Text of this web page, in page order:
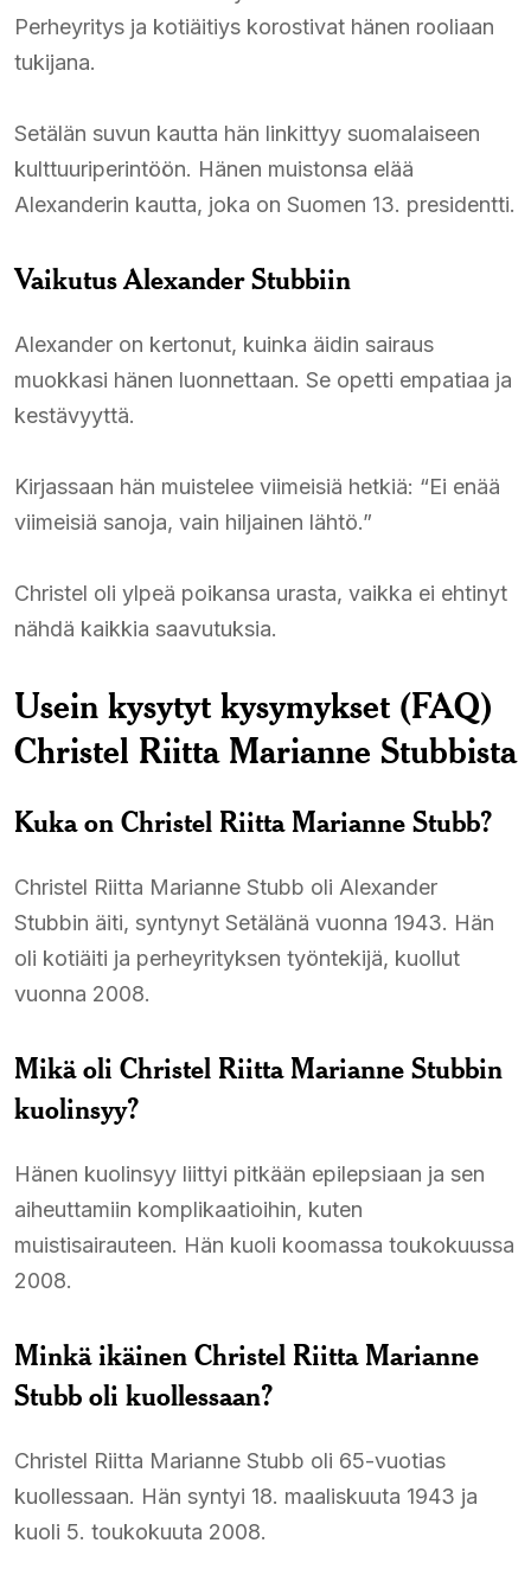
Perheyritys ja kotiäitiys korostivat hänen rooliaan
tukijana.
Setälän suvun kautta hän linkittyy suomalaiseen
kulttuuriperintöön. Hänen muistonsa elää
Alexanderin kautta, joka on Suomen 13. presidentti.
Vaikutus Alexander Stubbiin
Alexander on kertonut, kuinka äidin sairaus
muokkasi hänen luonnettaan. Se opetti empatiaa ja
kestävyyttä.
Kirjassaan hän muistelee viimeisiä hetkiä: “Ei enää
viimeisiä sanoja, vain hiljainen lähtö.”
Christel oli ylpeä poikansa urasta, vaikka ei ehtinyt
nähdä kaikkia saavutuksia.
Usein kysytyt kysymykset (FAQ)
Christel Riitta Marianne Stubbista
Kuka on Christel Riitta Marianne Stubb?
Christel Riitta Marianne Stubb oli Alexander
Stubbin äiti, syntynyt Setälänä vuonna 1943. Hän
oli kotiäiti ja perheyrityksen työntekijä, kuollut
vuonna 2008.
Mikä oli Christel Riitta Marianne Stubbin
kuolinsyy?
Hänen kuolinsyy liittyi pitkään epilepsiaan ja sen
aiheuttamiin komplikaatioihin, kuten
muistisairauteen. Hän kuoli koomassa toukokuussa
2008.
Minkä ikäinen Christel Riitta Marianne
Stubb oli kuollessaan?
Christel Riitta Marianne Stubb oli 65-vuotias
kuollessaan. Hän syntyi 18. maaliskuuta 1943 ja
kuoli 5. toukokuuta 2008.